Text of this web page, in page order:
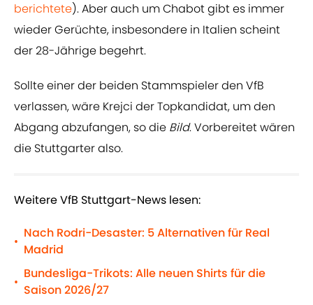
berichtete). Aber auch um Chabot gibt es immer
wieder Gerüchte, insbesondere in Italien scheint
der 28-Jährige begehrt.
Sollte einer der beiden Stammspieler den VfB
verlassen, wäre Krejci der Topkandidat, um den
Abgang abzufangen, so die Bild. Vorbereitet wären
die Stuttgarter also.
Weitere VfB Stuttgart-News lesen:
•
Nach Rodri-Desaster: 5 Alternativen für Real
Madrid
•
Bundesliga-Trikots: Alle neuen Shirts für die
Saison 2026/27